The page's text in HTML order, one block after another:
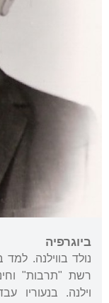
ביוגרפיה
נולד בווילנה.
רשת "תרבות"
וילנה. בנעוריו